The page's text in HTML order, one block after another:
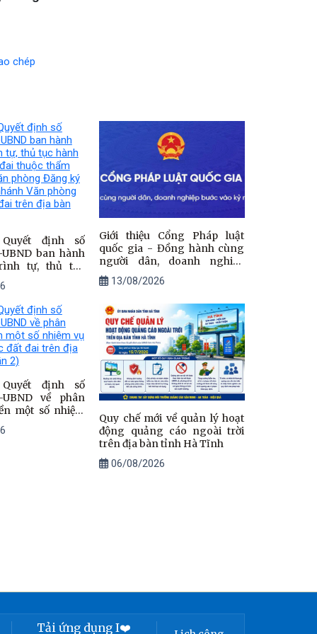
chép
định số
ban hành
tự, thủ tục
đất đai thuộc
Văn phòng
Chi nhánh
ký đất đai
Hà Tĩnh
Giới thiệu Cổng Pháp luật
quốc gia - Đồng hành cùng
người dân, doanh nghiệp
bước vào kỷ nguyên mới
13/08/2026
định số
UBND về phân
một số nhiệm
đất đai trên
2)
Quy chế mới về quản lý hoạt
động quảng cáo ngoài trời
trên địa bàn tỉnh Hà Tĩnh
06/08/2026
Tải ứng dụng I❤️